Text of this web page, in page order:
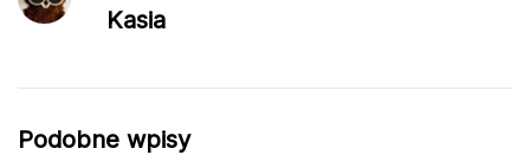
Kasia
Podobne wpisy